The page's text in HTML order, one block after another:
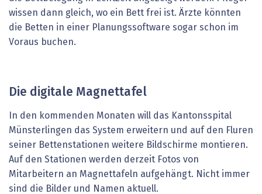
wissen dann gleich, wo ein Bett frei ist. Ärzte könnten
die Betten in einer Planungssoftware sogar schon im
Voraus buchen.
Die digitale Magnettafel
In den kommenden Monaten will das Kantonsspital
Münsterlingen das System erweitern und auf den Fluren
seiner Bettenstationen weitere Bildschirme montieren.
Auf den Stationen werden derzeit Fotos von
Mitarbeitern an Magnettafeln aufgehängt. Nicht immer
sind die Bilder und Namen aktuell.